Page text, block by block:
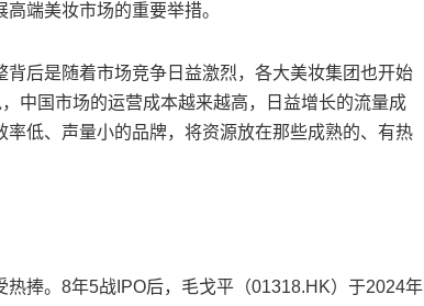
端美妆市场的重要举措。
后是随着市场竞争日益激烈，各大美妆集团也开始
中国市场的运营成本越来越高，日益增长的流量成
低、声量小的品牌，将资源放在那些成熟的、有热
捧。8年5战IPO后，毛戈平（01318.HK）于2024年